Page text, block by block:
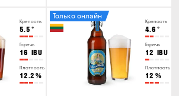
Крепость
5.5 °
Горечь
16 IBU
Плотность
12.2 %
Крепость
4.6 °
Горечь
12 IBU
Плотность
12 %
Только онлайн